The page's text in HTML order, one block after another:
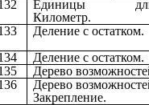
Единицы
Километр.
Деление с остатком.
Деление с остатком.
Дерево
Дерево
Закрепление.